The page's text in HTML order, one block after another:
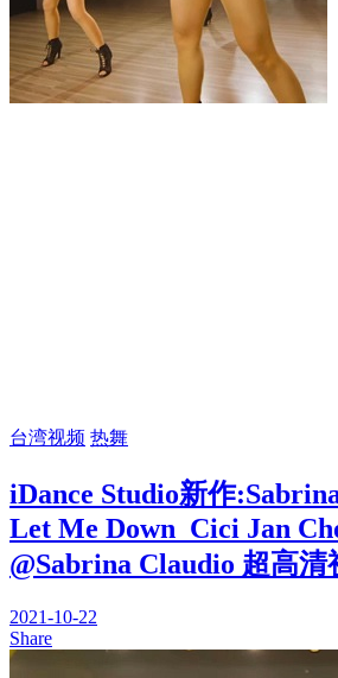
台湾视频 热舞
iDance Studio新作
Let Me Down_Cici Jan
@Sabrina Claudio 超高清
2021-10-22
Share